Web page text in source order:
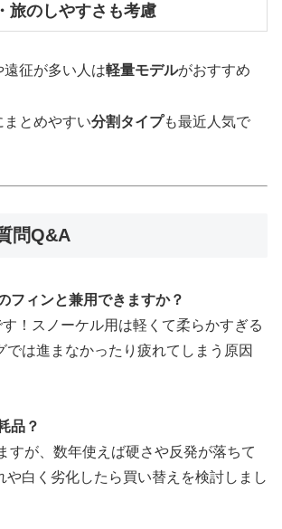
旅のしやすさも考慮
遠征が多い人は軽量モデルがおすすめ
まとめやすい分割タイプも最近人気で
問Q&A
フィンと兼用できますか？
！スノーケル用は軽くて柔らかすぎる
では進まなかったり疲れてしまう原因
品？
すが、数年使えば硬さや反発が落ちて
や白く劣化したら買い替えを検討しまし